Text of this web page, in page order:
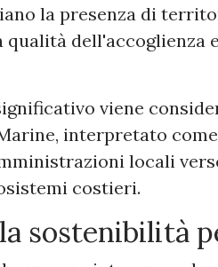
la presenza di
qualità dell'accoglienza
viene
interpretato
locali
costieri.
sostenibilità